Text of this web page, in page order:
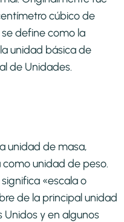
cúbico de
define como la
unidad básica de
de Unidades.
unidad de masa,
unidad de peso.​
«escala o
de la principal unidad
Unidos y en algunos